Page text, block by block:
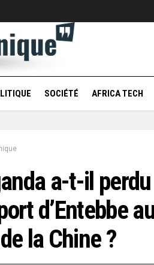
SOCIÉTÉ AFRICA TECH
a-t-il perdu
d’Entebbe
la Chine ?